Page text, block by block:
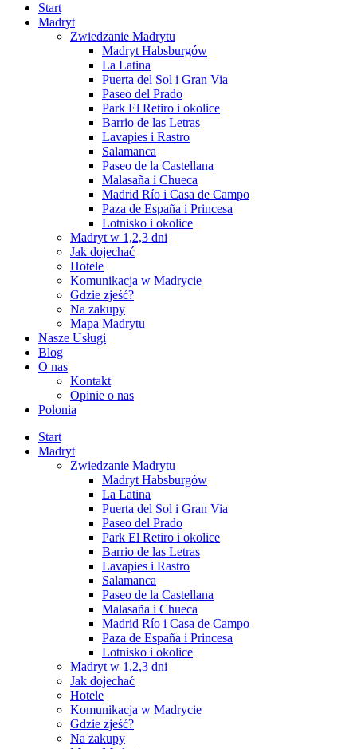
Start
Madryt
Zwiedzanie Madrytu
Madryt Habsburgów
La Latina
Puerta del Sol i Gran Via
Paseo del Prado
Park El Retiro i okolice
Barrio de las Letras
Lavapies i Rastro
Salamanca
Paseo de la Castellana
Malasaña i Chueca
Madrid Río i Casa de Campo
Paza de España i Princesa
Lotnisko i okolice
Madryt w 1,2,3 dni
Jak dojechać
Hotele
Komunikacja w Madrycie
Gdzie zjeść?
Na zakupy
Mapa Madrytu
Nasze Usługi
Blog
O nas
Kontakt
Opinie o nas
Polonia
Start
Madryt
Zwiedzanie Madrytu
Madryt Habsburgów
La Latina
Puerta del Sol i Gran Via
Paseo del Prado
Park El Retiro i okolice
Barrio de las Letras
Lavapies i Rastro
Salamanca
Paseo de la Castellana
Malasaña i Chueca
Madrid Río i Casa de Campo
Paza de España i Princesa
Lotnisko i okolice
Madryt w 1,2,3 dni
Jak dojechać
Hotele
Komunikacja w Madrycie
Gdzie zjeść?
Na zakupy